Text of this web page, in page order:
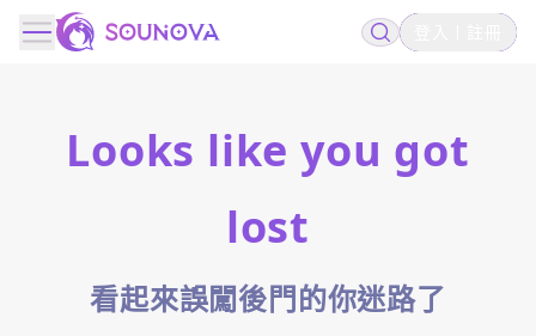
Looks like you got
lost
看起來誤闖後門的你迷路了